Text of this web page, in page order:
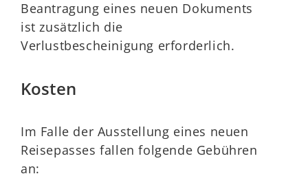
Beantragung eines neuen Dokuments
ist zusätzlich die
Verlustbescheinigung erforderlich.
Kosten
Im Falle der Ausstellung eines neuen
Reisepasses fallen folgende Gebühren
an: